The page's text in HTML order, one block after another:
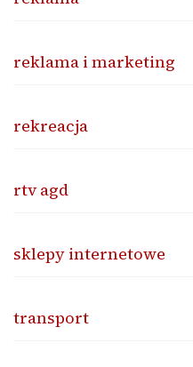
reklama i marketing
rekreacja
rtv agd
sklepy internetowe
transport